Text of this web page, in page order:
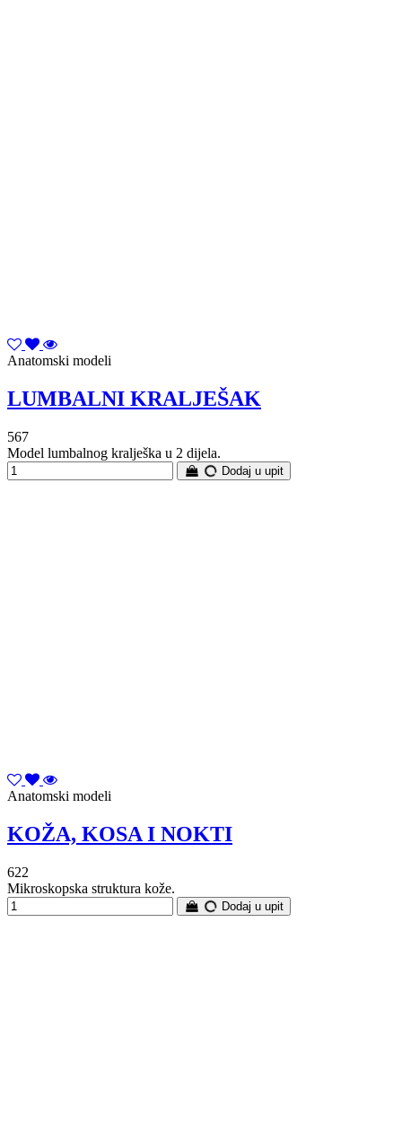
Anatomski modeli
LUMBALNI KRALJEŠAK
567
Model lumbalnog kralješka u 2 dijela.
Dodaj u upit
Anatomski modeli
KOŽA, KOSA I NOKTI
622
Mikroskopska struktura kože.
Dodaj u upit